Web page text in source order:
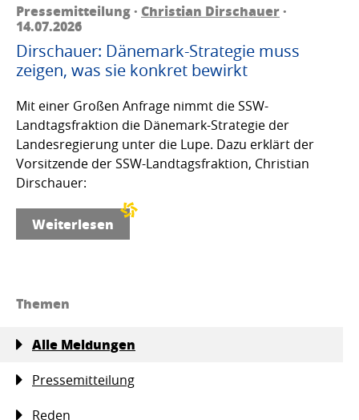
Pressemitteilung · Christian Dirschauer·
14.07.2026
Dirschauer: Dänemark-Strategie muss
zeigen, was sie konkret bewirkt
Mit einer Großen Anfrage nimmt die SSW-
Landtagsfraktion die Dänemark-Strategie der
Landesregierung unter die Lupe. Dazu erklärt der
Vorsitzende der SSW-Landtagsfraktion, Christian
Dirschauer:
Weiterlesen
Themen
Alle Meldungen
Pressemitteilung
Reden